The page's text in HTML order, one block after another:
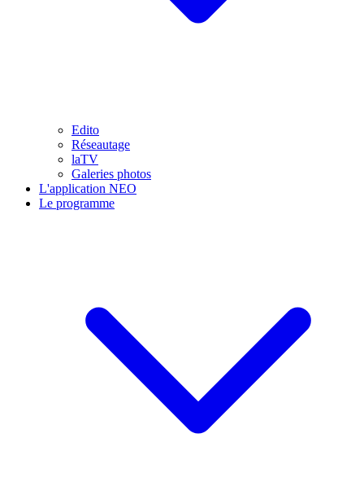
Edito
Réseautage
laTV
Galeries photos
L'application NEO
Le programme